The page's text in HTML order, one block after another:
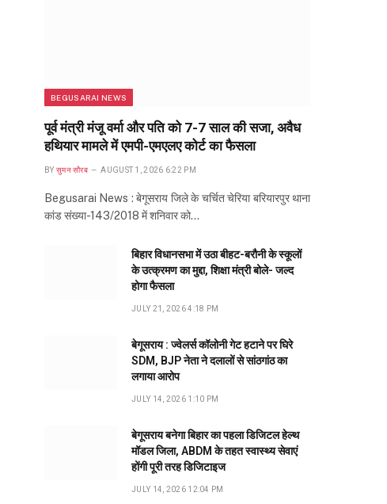
BEGUSARAI NEWS
पूर्व मंत्री मंजू वर्मा और पति को 7-7 साल की सजा, अवैध
हथियार मामले में एमपी-एमएलए कोर्ट का फैसला
BY सुमन सौरब AUGUST 1, 2026 6:22 PM
Begusarai News : बेगूसराय जिले के चर्चित चेरिया बरियारपुर थाना
कांड संख्या-143/2018 में शनिवार को…
बिहार विधानसभा में उठा बीहट-बरौनी के स्कूलों
के उत्क्रमण का मुद्दा, शिक्षा मंत्री बोले- जल्द
होगा फैसला
JULY 21, 2026 4:18 PM
बेगूसराय : ज्वेलर्स कॉलोनी गेट हटाने पर घिरे
SDM, BJP नेता ने दलालों से सांठगांठ का
लगाया आरोप
JULY 14, 2026 1:10 PM
बेगूसराय बनेगा बिहार का पहला डिजिटल हेल्थ
मॉडल जिला, ABDM के तहत स्वास्थ्य सेवाएं
होंगी पूरी तरह डिजिटाइज
JULY 14, 2026 12:04 PM